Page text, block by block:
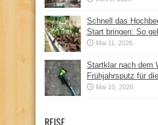
Schnell das
Start bringen: So
Mai 11, 2026
Startklar nach dem
Frühjahrsputz für
Mai 10, 2026
REISE